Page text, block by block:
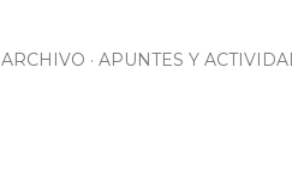
ARCHIVO APUNTES Y